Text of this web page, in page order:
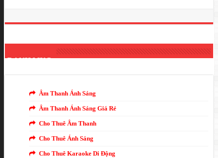
DANH MỤC
Âm Thanh Ánh Sáng
Âm Thanh Ánh Sáng Giá Rẻ
Cho Thuê Âm Thanh
Cho Thuê Ánh Sáng
Cho Thuê Karaoke Di Động